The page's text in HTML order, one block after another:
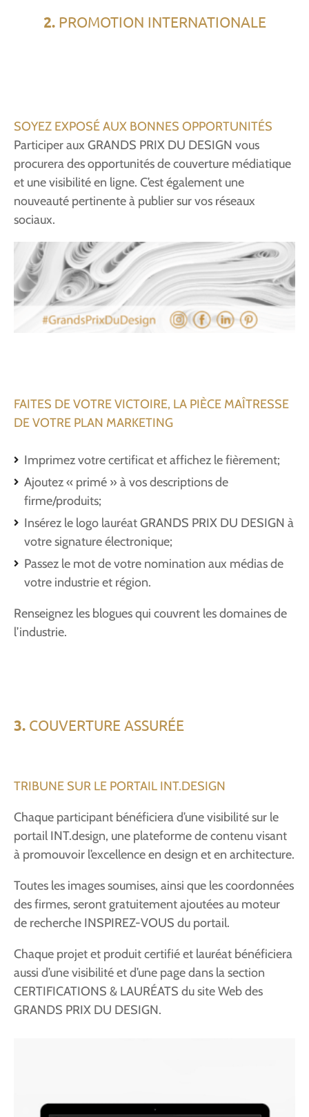
2.PROMOTION INTERNATIONALE
SOYEZ EXPOSÉ AUX BONNES OPPORTUNITÉS
Participer aux GRANDS PRIX DU DESIGN vous
procurera des opportunités de couverture médiatique
et une visibilité en ligne. C’est également une
nouveauté pertinente à publier sur vos réseaux
sociaux.
FAITES DE VOTRE VICTOIRE, LA PIÈCE MAÎTRESSE
DE VOTRE PLAN MARKETING
Imprimez votre certificat et affichez le fièrement;
Ajoutez « primé » à vos descriptions de
firme/produits;
Insérez le logo lauréat GRANDS PRIX DU DESIGN à
votre signature électronique;
Passez le mot de votre nomination aux médias de
votre industrie et région.
Renseignez les blogues qui couvrent les domaines de
l’industrie.
3. COUVERTURE ASSURÉE
TRIBUNE SUR LE PORTAIL INT.DESIGN
Chaque participant bénéficiera d’une visibilité sur le
portail INT.design, une plateforme de contenu visant
à promouvoir l’excellence en design et en architecture.
Toutes les images soumises, ainsi que les coordonnées
des firmes, seront gratuitement ajoutées au moteur
de recherche INSPIREZ-VOUS du portail.
Chaque projet et produit certifié et lauréat bénéficiera
aussi d’une visibilité et d’une page dans la section
CERTIFICATIONS & LAURÉATS du site Web des
GRANDS PRIX DU DESIGN.